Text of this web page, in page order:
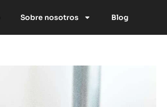
Sobre nosotros Blog